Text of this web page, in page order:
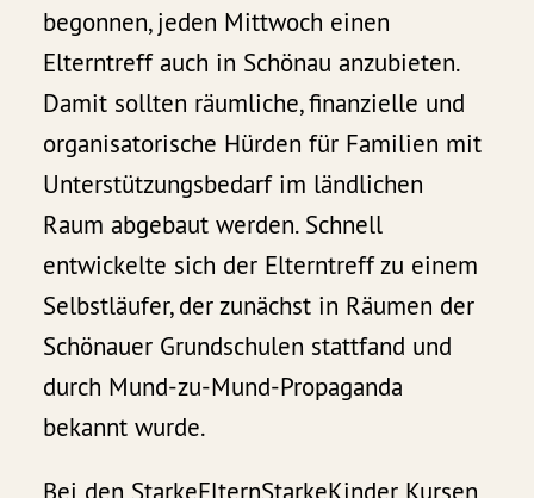
begonnen, jeden Mittwoch einen
Elterntreff auch in Schönau anzubieten.
Damit sollten räumliche, finanzielle und
organisatorische Hürden für Familien mit
Unterstützungsbedarf im ländlichen
Raum abgebaut werden. Schnell
entwickelte sich der Elterntreff zu einem
Selbstläufer, der zunächst in Räumen der
Schönauer Grundschulen stattfand und
durch Mund-zu-Mund-Propaganda
bekannt wurde.